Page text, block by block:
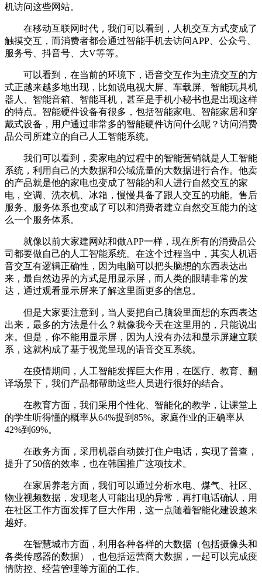
机访问这些网站。
在移动互联网时代，我们可以看到，人机交互方式变成了
触摸交互，而消费者都会通过智能手机去访问APP、公众号、
服务号、抖音号、大V等等。
可以看到，在当前的环境下，语音交互作为主流交互的方
式正越来越多地出现，比如说电视大屏、车载屏、智能玩具机
器人、智能音箱、智能耳机，甚至是手机小秘书也是出现这样
的特点。智能硬件设备有很多，包括智能家电、智能家居和穿
戴式设备，用户通过非常多的智能硬件访问什么呢？访问消费
品公司所建立的自己人工智能系统。
我们可以看到，卖家电的过程中的智能营销就是人工智能
系统，利用自己的大数据和公域流量的大数据进行合作。他卖
的产品就是他的家电也变成了智能的和人进行自然交互的家
电，空调、洗衣机、冰箱，慢慢具备了跟人交互的功能。售后
服务、服务体系也变成了可以和消费者建立自然交互能力的这
么一个服务体系。
就像以前大家建网站和做APP一样，现在所有的消费品公
司都要做自己的人工智能系统。在这个过程当中，其实人机语
音交互有逻辑正确性，因为电脑可以把头脑想的东西表达出
来，最自然边界的方式是用显示屏，而人类的眼睛非常的发
达，通过观看显示屏来了解这里面更多的信息。
但是大家要注意到，当人要把自己脑袋里面想的东西表达
出来，最多的方法是什么？就像我今天在这里用的，只能说出
来。但是，你不能用显示屏，因为人没有办法和显示屏建立联
系，这就构成了基于视觉呈现的语音交互系统。
在疫情期间，人工智能发挥巨大作用，在医疗、教育、翻
译场景下，我们产品都帮助这些人员进行很好的结合。
在教育方面，我们采用个性化、智能化的教学，让课堂上
的学生听得懂的概率从64%提到85%。家庭作业的正确率从
42%到69%。
在政务方面，采用机器自动拨打住户电话，实现了普查，
提升了50倍的效率，也在韩国推广这项技术。
在家居养老方面，我们可以通过分析水电、煤气、社区、
物业视频数据，发现老人可能出现的异常，再打电话确认，用
在社区工作方面发挥了巨大作用，这一点随着智能化建设越来
越好。
在智慧城市方面，利用各种各样的大数据（包括摄像头和
各类传感器的数据），也包括运营商大数据，一起可以完成疫
情防控、经营管理等方面的工作。